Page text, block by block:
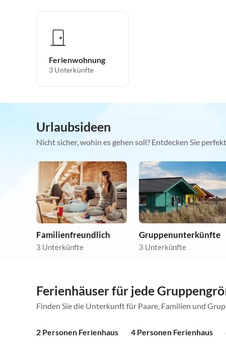
Ferienwohnung
3 Unterkünfte
Urlaubsideen
Nicht sicher, wohin es gehen soll? Entdecken Sie
Familienfreundlich
3 Unterkünfte
Gruppenunterkünfte
3 Unterkünfte
Ferienhäuser für jede
Finden Sie die Unterkunft für Paare, Familien und
2 Personen Ferienhaus 4 Personen Ferienhaus